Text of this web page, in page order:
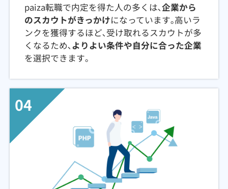
paiza転職で内定を得た人の多くは､企業から
のスカウトがきっかけになっています｡高いラ
ンクを獲得するほど､受け取れるスカウトが多
くなるため､ よりよい条件や自分に合った企業
を選択できます｡
04